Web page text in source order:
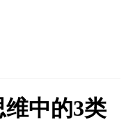
中的3类